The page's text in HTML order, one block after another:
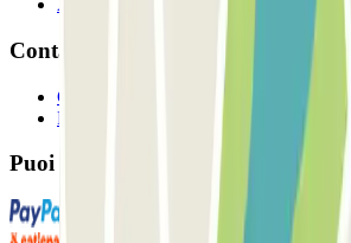
Affiliati
Contatto
Contattaci
FAQ
Puoi utilizzare questi metodi di